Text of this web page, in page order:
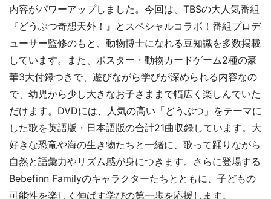
内容がパワーアップしました。今回は、TBSの大人気番組
『どうぶつ奇想天外！』とスペシャルコラボ！番組プロデ
ューサー監修のもと、動物博士になれる豆知識を多数掲載
しています。また、ポスター・動物カードゲーム2種の豪
華3大付録つきで、遊びながら学びが深められる内容なの
で、幼児から少し大きなお子さままで幅広く楽しんでいた
だけます。DVDには、人気の高い「どうぶつ」をテーマに
した歌を英語版・日本語版の合計21曲収録しています。大
好きな恐竜や海の生き物たちと一緒に、歌って踊りながら
自然と語彙力やリズム感が身につきます。さらに登場する
Bebefinn Familyのキャラクターたちとともに、子どもの
可能性を楽しく伸ばす学びの第一歩を応援します。